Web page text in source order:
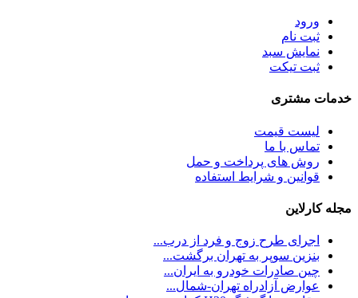
ورود
ثبت نام
نمایش سبد
ثبت تیکت
خدمات مشتری
لیست قیمت
تماس با ما
روش های پرداخت و حمل
قوانین و شرایط استفاده
مجله کارلاین
اجرای طرح زوج و فرد از درب...
بنزین سوپر به تهران برگشت...
چین صادرات خودرو به ایران...
عوارض آزادراه تهران-شمال...